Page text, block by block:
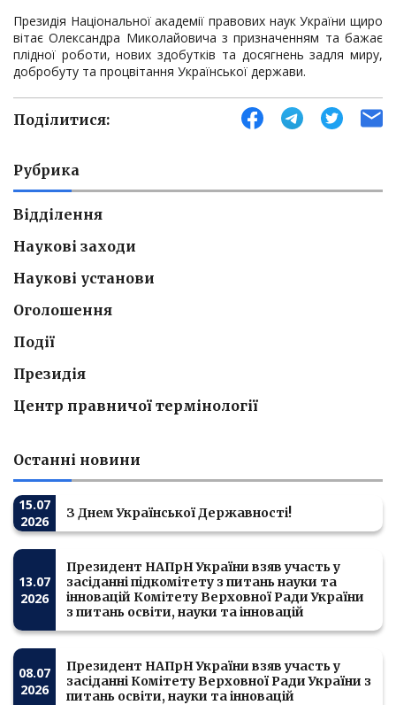
Президія Національної академії правових наук України щиро
вітає Олександра Миколайовича з призначенням та бажає
плідної роботи, нових здобутків та досягнень задля миру,
добробуту та процвітання Української держави.
Поділитися:
Рубрика
Відділення
Наукові заходи
Наукові установи
Оголошення
Події
Президія
Центр правничої термінології
Останні новини
15.07
2026
З Днем Української Державності!
13.07
2026
Президент НАПрН України взяв участь у
засіданні підкомітету з питань науки та
інновацій Комітету Верховної Ради України
з питань освіти, науки та інновацій
08.07
2026
Президент НАПрН України взяв участь у
засіданні Комітету Верховної Ради України з
питань освіти, науки та інновацій